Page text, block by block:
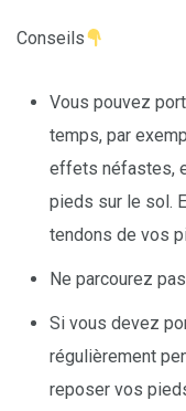
Conseils
Vous pouvez
temps, par
effets néfastes,
pieds sur le sol.
tendons de vos
Ne parcourez
Si vous devez
régulièrement
reposer vos